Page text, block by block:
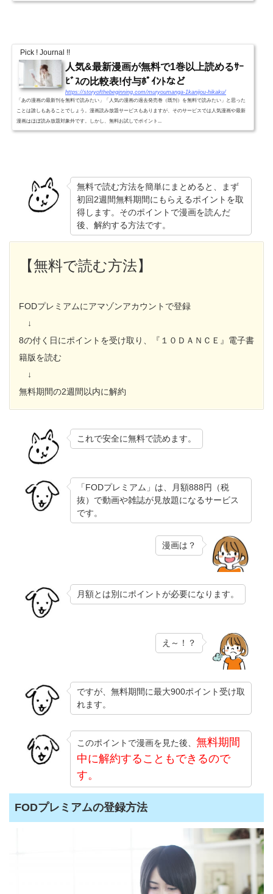
Pick ! Journal !!
人気&最新漫画が無料で1巻以上読めるｻｰ
ﾋﾞｽの比較表!付与ﾎﾟｲﾝﾄなど
https://storyofthebeginning.com/muryoumanga-1kanijou-hikaku/
「あの漫画の最新刊を無料で読みたい」「人気の漫画の過去発売巻（既刊）を無料で読みたい」と思った
ことは誰しもあることでしょう。漫画読み放題サービスもありますが、そのサービスでは人気漫画や最新
漫画はほぼ読み放題対象外です。しかし、無料お試しでポイント...
無料で読む方法を簡単にまとめると、まず
初回2週間無料期間にもらえるポイントを取
得します。そのポイントで漫画を読んだ
後、解約する方法です。
【無料で読む方法】
FODプレミアムにアマゾンアカウントで登録
↓
8の付く日にポイントを受け取り、『１０ＤＡＮＣＥ』電子書
籍版を読む
↓
無料期間の2週間以内に解約
これで安全に無料で読めます。
「FODプレミアム」は、月額888円（税
抜）で動画や雑誌が見放題になるサービス
です。
漫画は？
月額とは別にポイントが必要になります。
え～！？
ですが、無料期間に最大900ポイント受け取
れます。
このポイントで漫画を見た後、 無料期間
中に解約することもできるので
す。
FODプレミアムの登録方法